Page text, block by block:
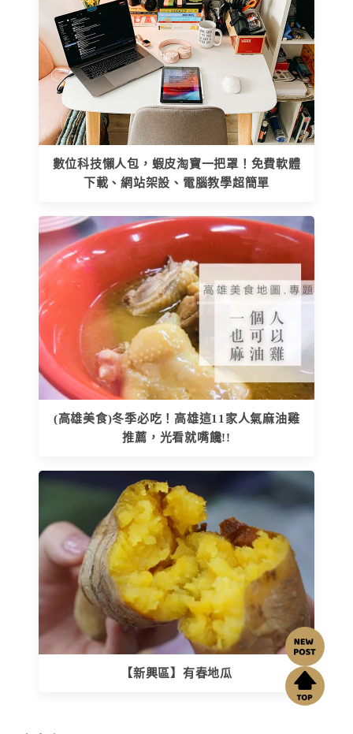
數位科技懶人包，蝦皮淘寶一把罩！免費軟體
下載、網站架設、電腦教學超簡單
(高雄美食)冬季必吃！高雄這11家人氣麻油雞
推薦，光看就嘴饞!!
【新興區】有春地瓜